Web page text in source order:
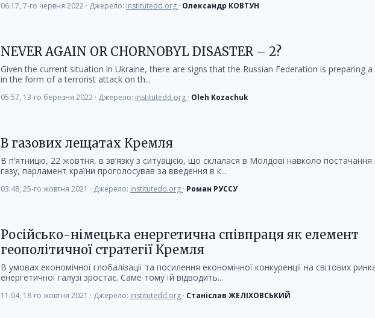
06:17, 7-го червня 2022 · Джерело: institutedd.org · Олександр КОВТУН
NEVER AGAIN OR CHORNOBYL DISASTER – 2?
Given the current situation in Ukraine, there are signs that the Russian Federation is preparing
in the form of a terrorist attack on th...
05:57, 13-го березня 2022 · Джерело: institutedd.org · Oleh Kozachuk
В газових лещатах Кремля
В п’ятницю, 22 жовтня, в зв’язку з ситуацією, що склалася в Молдові навколо
газу, парламент країни проголосував за введення в к...
03:48, 25-го жовтня 2021 · Джерело: institutedd.org · Роман РУССУ
Російсько-німецька енергетична співпраця як елемент
геополітичної стратегії Кремля
В умовах економічної глобалізації та посилення економічної конкуренції на світових
енергетичної галузі зростає. Саме тому їй відводить...
11:04, 18-го жовтня 2021 · Джерело: institutedd.org · Станіслав ЖЕЛІХОВСЬКИЙ